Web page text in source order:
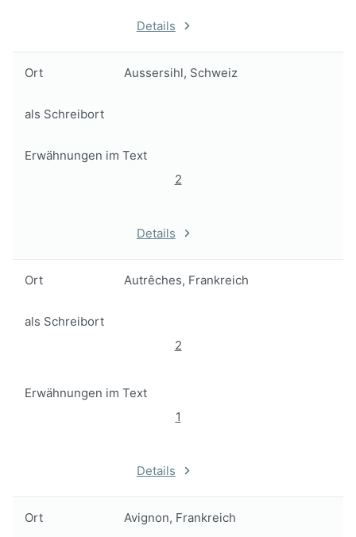
Details
Ort Aussersihl, Schweiz
als Schreibort
Erwähnungen im Text
2
Details
Ort Autrêches, Frankreich
als Schreibort
2
Erwähnungen im Text
1
Details
Ort Avignon, Frankreich